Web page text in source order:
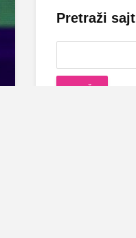
Pretraži sajt